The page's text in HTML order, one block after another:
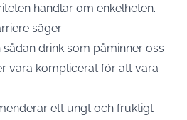
handlar om enkelheten.
säger:
sådan drink som påminner oss
vara komplicerat för att vara
ett ungt och fruktigt